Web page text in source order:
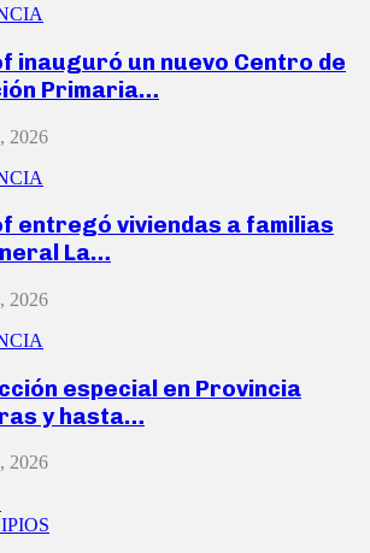
inauguró un nuevo Centro de
Primaria…
2026
entregó viviendas a familias
La…
2026
especial en Provincia
y hasta…
2026